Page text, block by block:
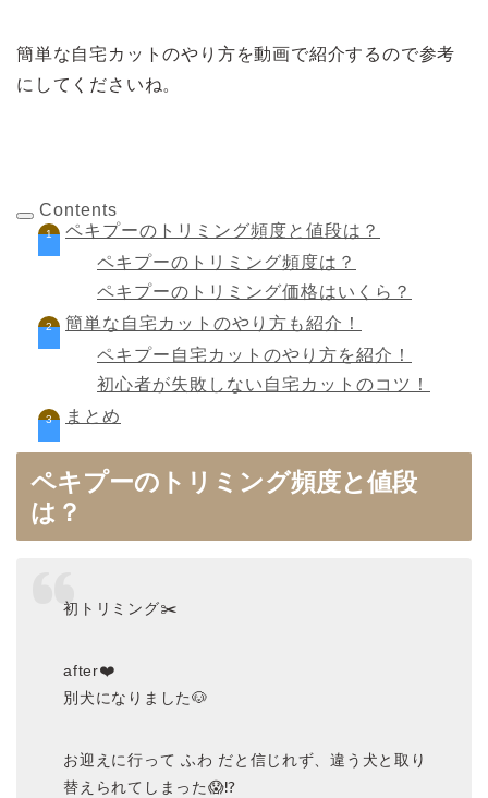
簡単な自宅カットのやり方を動画で紹介するので参考
にしてくださいね。
Contents
ペキプーのトリミング頻度と値段は？
ペキプーのトリミング頻度は？
ペキプーのトリミング価格はいくら？
簡単な自宅カットのやり方も紹介！
ペキプー自宅カットのやり方を紹介！
初心者が失敗しない自宅カットのコツ！
まとめ
ペキプーのトリミング頻度と値段
は？
初トリミング✂️
after❤️
別犬になりました🐶
お迎えに行って ふわ だと信じれず、違う犬と取り
替えられてしまった😱⁉️